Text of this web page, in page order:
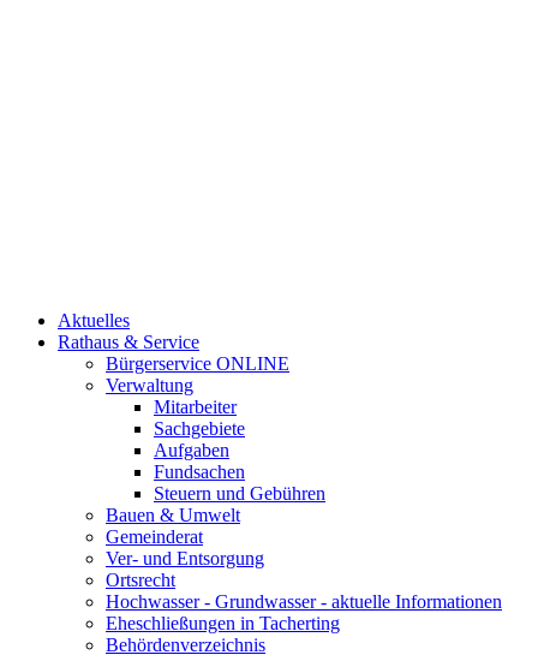
Aktuelles
Rathaus & Service
Bürgerservice ONLINE
Verwaltung
Mitarbeiter
Sachgebiete
Aufgaben
Fundsachen
Steuern und Gebühren
Bauen & Umwelt
Gemeinderat
Ver- und Entsorgung
Ortsrecht
Hochwasser - Grundwasser - aktuelle Informationen
Eheschließungen in Tacherting
Behördenverzeichnis